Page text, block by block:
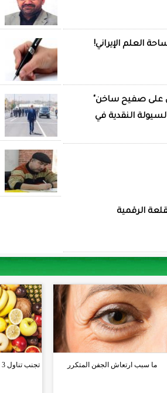
العلم الإيراني!
على صفيح ساخن"
النقدية في
الرقمية
ما سبب ارتعاش الجفن المتكرر تجنب تناول 3 أطعمة على معدة فارغة